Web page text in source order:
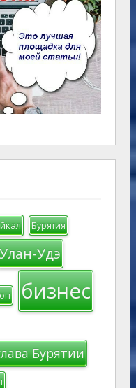
Бурятия
Удэ
бизнес
Бурятии